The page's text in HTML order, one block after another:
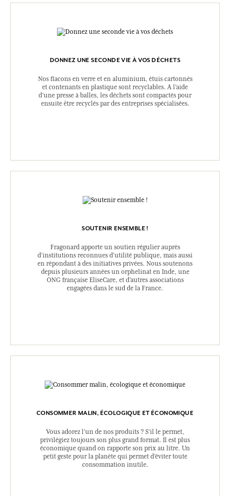
DONNEZ UNE SECONDE VIE À VOS DÉCHETS
Nos flacons en verre et en aluminium, étuis cartonnés
et contenants en plastique sont recyclables. A l’aide
d’une presse à balles, les déchets sont compactés pour
ensuite être recyclés par des entreprises spécialisées.
SOUTENIR ENSEMBLE !
Fragonard apporte un soutien régulier auprès
d’institutions reconnues d’utilité publique, mais aussi
en répondant à des initiatives privées. Nous soutenons
depuis plusieurs années un orphelinat en Inde, une
ONG française EliseCare, et d’autres associations
engagées dans le sud de la France.
CONSOMMER MALIN, ÉCOLOGIQUE ET ÉCONOMIQUE
Vous adorez l’un de nos produits ? S’il le permet,
privilégiez toujours son plus grand format. Il est plus
économique quand on rapporte son prix au litre. Un
petit geste pour la planète qui permet d’éviter toute
consommation inutile.